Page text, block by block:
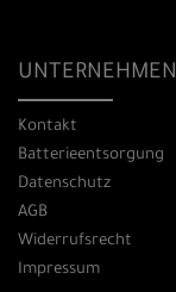
UNTERNEHMEN
Kontakt
Batterieentsorgung
Datenschutz
AGB
Widerrufsrecht
Impressum